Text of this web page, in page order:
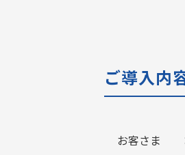
ご導入内
お客さま